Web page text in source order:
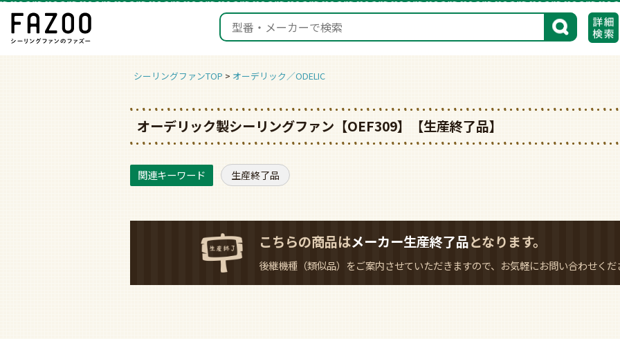
検索
シーリングファンTOP オーデリック／ODELIC
オーデリック製シーリングファン【OEF309】【生産終了品】
生産終了品
こちらの商品はメーカー生産終了品となります。
後継機種（類似品）をご案内させていただきますので、お気軽にお問い合わせくだ